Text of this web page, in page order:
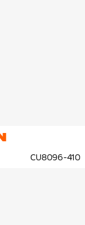
CU8096-410